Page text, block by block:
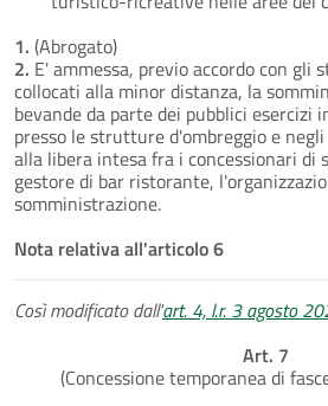
1. (Abrogato)
2. E' ammessa, previo accordo con gli
collocati alla minor distanza, la
bevande da parte dei pubblici
presso le strutture d'ombreggio e
alla libera intesa fra i concessionari di
gestore di bar ristorante,
somministrazione.
Nota relativa all'articolo 6
Così modificato dall'art. 4, l.r. 3 agosto
Art. 7
(Concessione temporanea di